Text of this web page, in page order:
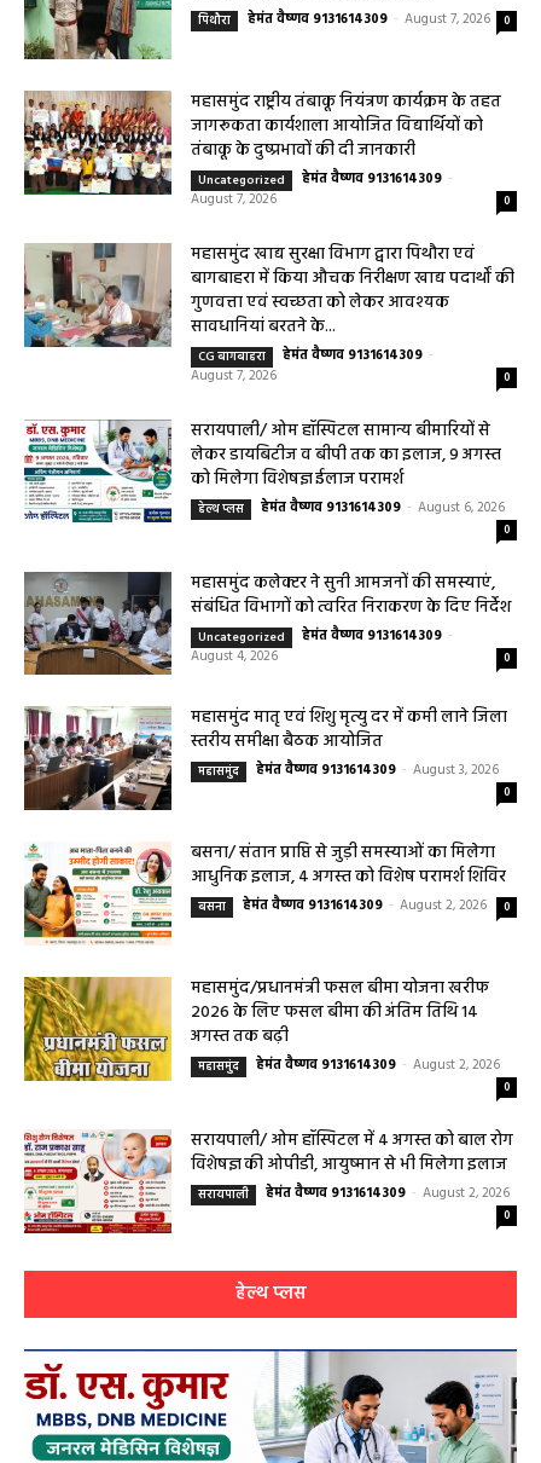
महासमुंद सांसद की अध्यक्षता में सिरपुर विकास योजना प्रारूप 2041 के संबंध में प्रारंभिक
बैठकआयोजित महासमुंद 07 अगस्त 2026/ प्राचीन, ऐतिहासिक और पुरातत्विक नगरी
सिरपुर...
महासमुंद वन विभाग की कार्रवाई करील तोड़ने के
मामले में आरोपी के विरुद्ध प्रकरण दर्ज
पिथौरा हेमंत वैष्णव 9131614309 - August 7, 2026
महासमुंद राष्ट्रीय तंबाकू नियंत्रण कार्यक्रम के तहत
जागरूकता कार्यशाला आयोजित विद्यार्थियों को
तंबाकू के दुष्प्रभावों की दी जानकारी
Uncategorized हेमंत वैष्णव 9131614309 -
August 7, 2026
महासमुंद खाद्य सुरक्षा विभाग द्वारा पिथौरा एवं
बागबाहरा में किया औचक निरीक्षण खाद्य पदार्थों की
गुणवत्ता एवं स्वच्छता को लेकर आवश्यक
सावधानियां बरतने के...
CG बागबाहरा हेमंत वैष्णव 9131614309
August 7, 2026
0
लेकर डायबिटीज व बीपी तक का इलाज, 9 अगस्त
को मिलेगा विशेषज्ञ ईलाज परामर्श
हेल्थ प्लस हेमंत वैष्णव 9131614309 - August 6, 2026
0
महासमुंद कलेक्टर ने सुनी आमजनों की समस्याएं,
संबंधित विभागों को त्वरित निराकरण के दिए निर्देश
Uncategorized
August 4, 2026
0
महासमुंद मातृ एवं शिशु मृत्यु दर में कमी लाने जिला
स्तरीय समीक्षा बैठक आयोजित
महासमुंद हेमंत वैष्णव 9131614309
0
बसना/ संतान प्राप्ति से जुड़ी समस्याओं का मिलेगा
आधुनिक इलाज, 4 अगस्त को विशेष परामर्श शिविर
बसना हेमंत वैष्णव 9131614309
2026 के लिए फसल बीमा की अंतिम तिथि 14
अगस्त तक बढ़ी
महासमुंद हेमंत वैष्णव 9131614309 - August 2, 2026
0
विशेषज्ञ की ओपीडी, आयुष्मान से भी मिलेगा इलाज
सरायपाली हेमंत वैष्णव 9131614309 - August 2, 2026
हेल्थ प्लस